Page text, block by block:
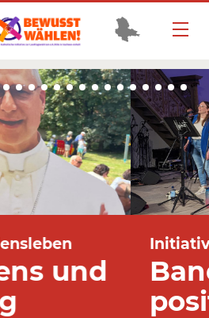
WÄHLEN!
sich